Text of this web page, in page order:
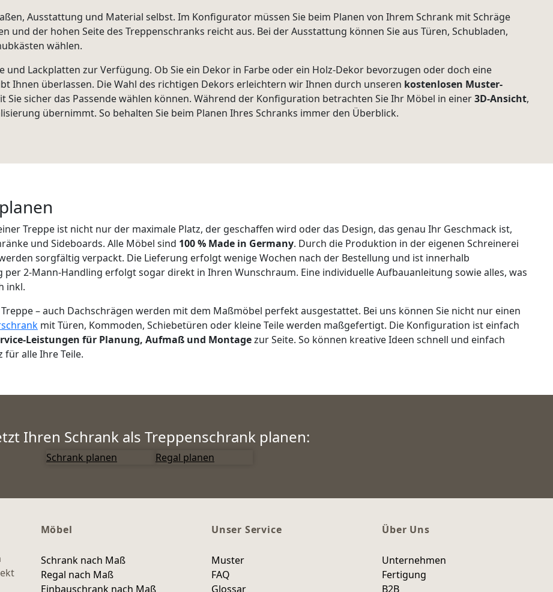
Ausstattung und Material selbst. Im Konfigurator müssen Sie beim Planen von Ihrem Schrank mit Schräge
und der hohen Seite des Treppenschranks reicht aus. Bei der Ausstattung können Sie aus Türen, Schubladen,
wählen.
Lackplatten zur Verfügung. Ob Sie ein Dekor in Farbe oder ein Holz-Dekor bevorzugen oder doch eine
Ihnen überlassen. Die Wahl des richtigen Dekors erleichtern wir Ihnen durch unseren kostenlosen Muster-
Sie sicher das Passende wählen können. Während der Konfiguration betrachten Sie Ihr Möbel in einer3D-Ansicht,
übernimmt. So behalten Sie beim Planen Ihres Schranks immer den Überblick.
Treppe ist nicht nur der maximale Platz, der geschaffen wird oder das Design, das genau Ihr Geschmack ist,
und Sideboards. Alle Möbel sind 100 % Made in Germany. Durch die Produktion in der eigenen Schreinerei
sorgfältig verpackt. Die Lieferung erfolgt wenige Wochen nach der Bestellung und ist innerhalb
2-Mann-Handling erfolgt sogar direkt in Ihren Wunschraum. Eine individuelle Aufbauanleitung sowie alles, was
inkl.
– auch Dachschrägen werden mit dem Maßmöbel perfekt ausgestattet. Bei uns können Sie nicht nur einen
mit Türen, Kommoden, Schiebetüren oder kleine Teile werden maßgefertigt. Die Konfiguration ist einfach
Leistungen für Planung, Aufmaß und Montagezur Seite. So können kreative Ideen schnell und einfach
für alle Ihre Teile.
Ihren Schrank als Treppenschrank planen:
Schrank planen Regal planen
Möbel
Schrank nach Maß
Regal nach Maß
Einbauschrank nach Maß
Unser Service
Muster
FAQ
Glossar
Über Uns
Unternehmen
Fertigung
B2B